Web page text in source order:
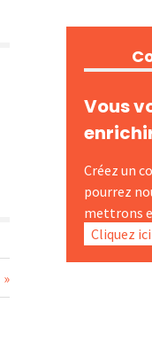
Vous
Créez un
pourrez
mettrons
Cliquez ici